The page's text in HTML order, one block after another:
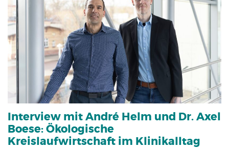
Interview mit André Helm und Dr. Axel
Boese:Ökologische
Kreislaufwirtschaft im Klinikalltag